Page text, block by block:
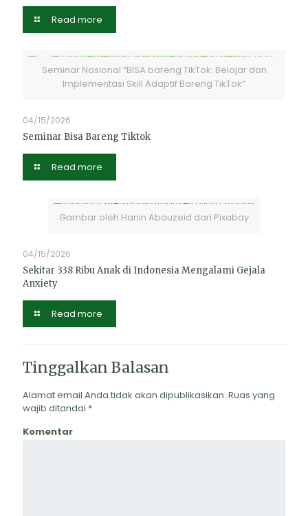
Read more
Seminar Nasional “BISA bareng TikTok: Belajar dan
Implementasi Skill Adaptif Bareng TikTok”
04/15/2026
Seminar Bisa Bareng Tiktok
Read more
Gambar oleh Hanin Abouzeid dari Pixabay
04/15/2026
Sekitar 338 Ribu Anak di Indonesia Mengalami Gejala
Anxiety
Read more
Tinggalkan Balasan
Alamat email Anda tidak akan dipublikasikan. Ruas yang
wajib ditandai *
Komentar